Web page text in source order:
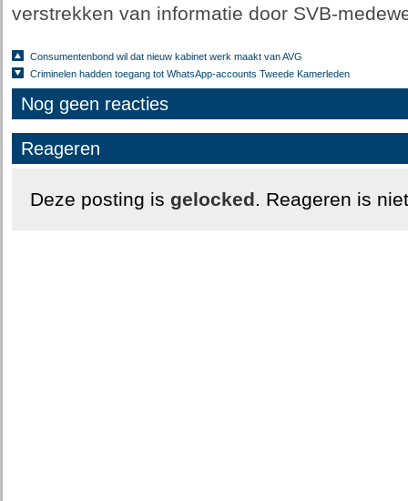
verstrekken van informatie door SVB-
Consumentenbond wil dat nieuw kabinet werk maakt van AVG
Criminelen hadden toegang tot WhatsApp-accounts Tweede Kamerleden
Nog geen reacties
Reageren
Deze posting is gelocked. Reageren is